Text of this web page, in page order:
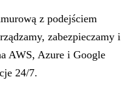
z podejściem
zabezpieczamy i
AWS, Azure i Google
24/7.